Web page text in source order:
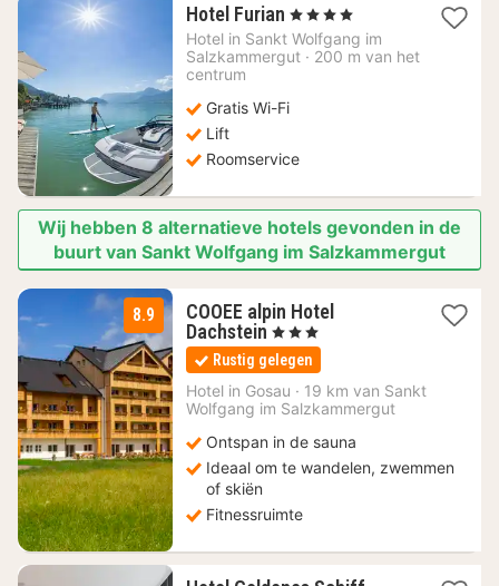
Hotel Furian 1
nacht
vanaf
, 4 Sterren
Hotel in Sankt Wolfgang im
Salzkammergut · 200 m van het
centrum
Gratis Wi-Fi
Lift
Roomservice
Wij hebben 8 alternatieve hotels gevonden in de
buurt van Sankt Wolfgang im Salzkammergut
8.9
COOEE alpin Hotel
Dachstein 1
nacht
vanaf
124,20
€
, 3 Sterren
Rustig gelegen
Hotel in Gosau · 19 km van Sankt
Wolfgang im Salzkammergut
Ontspan in de sauna
Ideaal om te wandelen, zwemmen
of skiën
Fitnessruimte